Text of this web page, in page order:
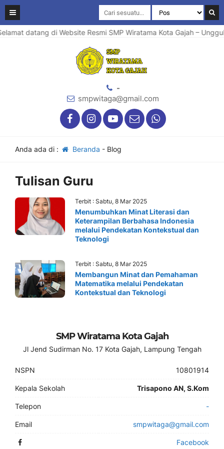
datang di Website Resmi SMP Wiratama Kota Gajah –
-
smpwitaga@gmail.com
Anda ada di : Beranda - Blog
Tulisan Guru
Terbit : Sabtu, 8 Mar 2025
Menumbuhkan Minat Literasi dan
Keterampilan Berbahasa Indonesia
melalui Pendekatan Kontekstual dan
Teknologi
Terbit : Sabtu, 8 Mar 2025
Membangun Minat dan Pemahaman
Matematika melalui Pendekatan
Kontekstual dan Teknologi
SMP Wiratama Kota Gajah
Jl Jend Sudirman No. 17 Kota Gajah, Lampung Tengah
NSPN 10801914
Kepala Sekolah Trisapono AN, S.Kom
Telepon -
Email smpwitaga@gmail.com
Facebook